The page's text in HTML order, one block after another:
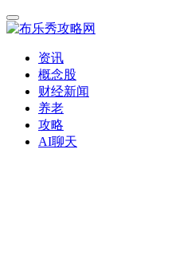
资讯
概念股
财经新闻
养老
攻略
AI聊天